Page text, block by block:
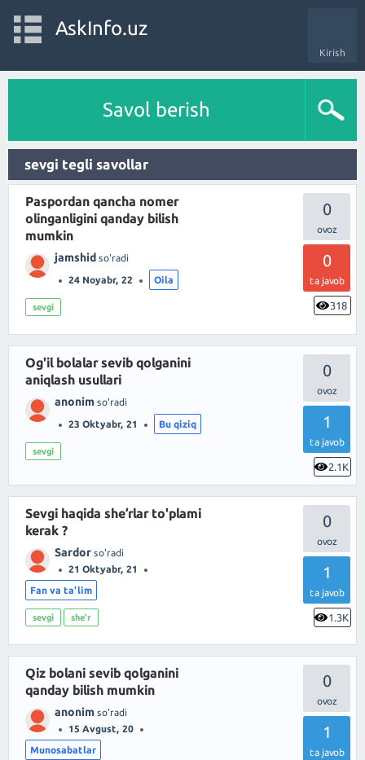
Kirish
AskInfo.uz
Savol berish
sevgi tegli savollar
0
0
ta javob
318
Paspordan qancha nomer
olinganligini qanday bilish
mumkin
jamshid so'radi
24 Noyabr, 22 Oila
sevgi
0
1
ta javob
2.1K
Og'il bolalar sevib qolganini
aniqlash usullari
anonim so'radi
23 Oktyabr, 21 Bu qiziq
sevgi
0
1
ta javob
1.3K
Sevgi haqida she’rlar to'plami
kerak ?
Sardor so'radi
21 Oktyabr, 21
Fan va ta'lim
sevgi she'r
0
1
ta javob
Qiz bolani sevib qolganini
qanday bilish mumkin
anonim so'radi
15 Avgust, 20
Munosabatlar